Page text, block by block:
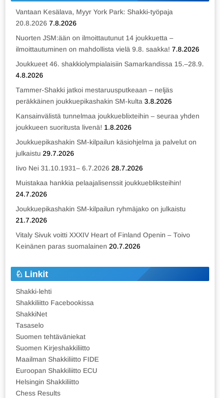
Vantaan Kesälava, Myyr York Park: Shakki-työpaja
20.8.2026 7.8.2026
Nuorten JSM:ään on ilmoittautunut 14 joukkuetta –
ilmoittautuminen on mahdollista vielä 9.8. saakka! 7.8.2026
Joukkueet 46. shakkiolympialaisiin Samarkandissa 15.–28.9.
4.8.2026
Tammer-Shakki jatkoi mestaruusputkeaan – neljäs
peräkkäinen joukkuepikashakin SM-kulta 3.8.2026
Kansainvälistä tunnelmaa joukkueblixteihin – seuraa yhden
joukkueen suoritusta livenä! 1.8.2026
Joukkuepikashakin SM-kilpailun käsiohjelma ja palvelut on
julkaistu 29.7.2026
Iivo Nei 31.10.1931– 6.7.2026 28.7.2026
Muistakaa hankkia pelaajalisenssit joukkuebliksteihin!
24.7.2026
Joukkuepikashakin SM-kilpailun ryhmäjako on julkaistu
21.7.2026
Vitaly Sivuk voitti XXXIV Heart of Finland Openin – Toivo
Keinänen paras suomalainen 20.7.2026
Linkit
Shakki-lehti
Shakkiliitto Facebookissa
ShakkiNet
Tasaselo
Suomen tehtäväniekat
Suomen Kirjeshakkiliitto
Maailman Shakkiliitto FIDE
Euroopan Shakkiliitto ECU
Helsingin Shakkiliitto
Chess Results